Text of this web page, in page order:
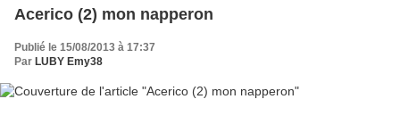
Acerico (2) mon napperon
Publié le 15/08/2013 à 17:37
Par LUBY Emy38